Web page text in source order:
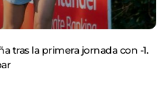
tras la primera jornada con -1.